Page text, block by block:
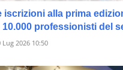
iscrizioni alla prima
professionisti del
Lug 2026 10:50